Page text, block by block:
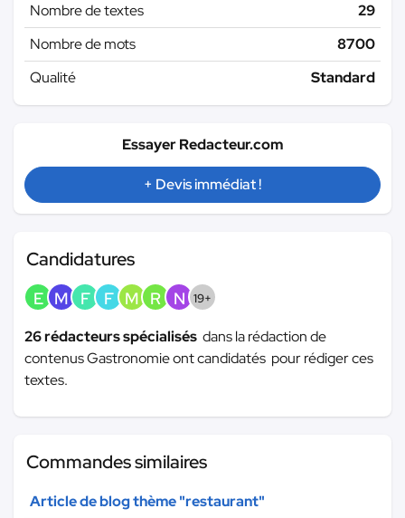
Nombre de textes
29
Nombre de mots
8700
Qualité
Standard
Essayer Redacteur.com
+ Devis immédiat !
Candidatures
E M F F M R N 19+
26 rédacteurs spécialisés dans la rédaction de
contenus Gastronomie ont candidatés pour rédiger ces
textes.
Commandes similaires
Article de blog thème "restaurant"